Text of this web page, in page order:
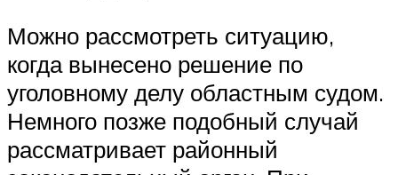
Можно рассмотреть ситуацию,
когда вынесено решение по
уголовному делу областным судом.
Немного позже подобный случай
рассматривает районный